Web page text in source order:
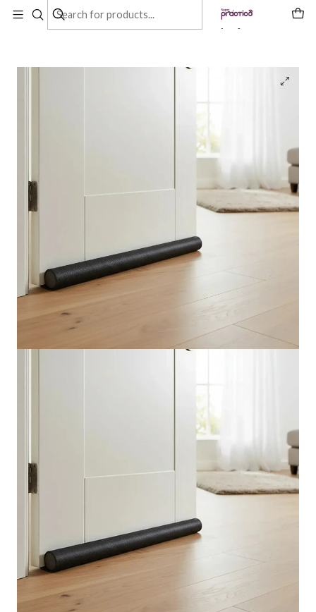
Inicio
Productos
Aislante Para Puertas Protector Térmico Esponja